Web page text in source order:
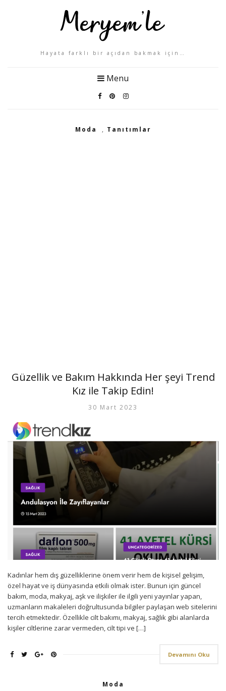
Hayata farklı bir açıdan bakmak için…
Menu
Moda , Tanıtımlar
Güzellik ve Bakım Hakkında Her şeyi Trend
Kız ile Takip Edin!
30 Mart 2023
Kadınlar hem dış güzelliklerine önem verir hem de kişisel gelişim,
özel hayat ve iş dünyasında etkili olmak ister. Bunun için güncel
bakım, moda, makyaj, aşk ve ilişkiler ile ilgili yeni yayınlar yapan,
uzmanların makaleleri doğrultusunda bilgiler paylaşan web sitelerini
tercih etmektedir. Özellikle cilt bakımı, makyaj, sağlık gibi alanlarda
kişiler ciltlerine zarar vermeden, cilt tipi ve […]
Devamını Oku
Moda